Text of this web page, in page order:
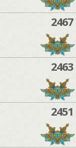
2467
2463
2451